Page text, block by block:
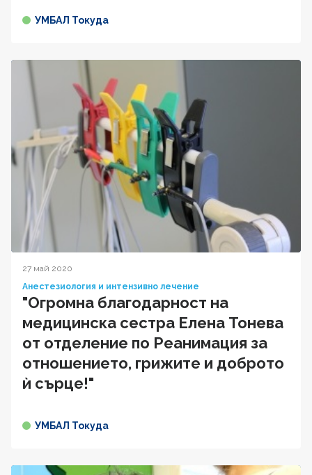
УМБАЛ Токуда
27 май 2020
Анестезиология и интензивно лечение
"Огромна благодарност на
медицинска сестра Елена Тонева
от отделение по Реанимация за
отношението, грижите и доброто
ѝ сърце!"
УМБАЛ Токуда